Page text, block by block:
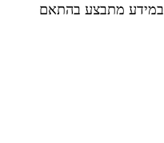
מתבצע בהתאם